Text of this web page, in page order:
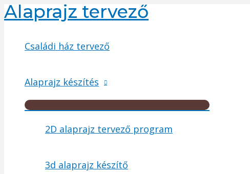
Skip
content
Alaprajz tervező
Családi ház tervező
Alaprajz készítés
Menu
2D alaprajz tervező program
3d alaprajz készítő